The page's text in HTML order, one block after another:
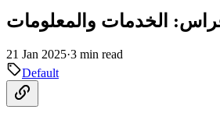
الخدمات والمعلومات
21 Jan 2025·3 min read
Default